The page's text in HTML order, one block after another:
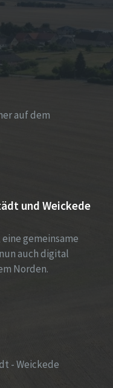
auf dem
und Weickede
gemeinsame
auch digital
Norden.
- Weickede